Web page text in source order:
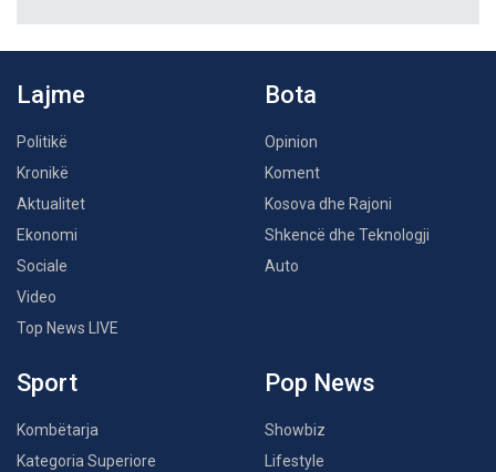
Lajme
Politikë
Kronikë
Aktualitet
Ekonomi
Sociale
Video
Top News LIVE
Bota
Opinion
Koment
Kosova dhe Rajoni
Shkencë dhe Teknologji
Auto
Sport
Kombëtarja
Kategoria Superiore
Pop News
Showbiz
Lifestyle